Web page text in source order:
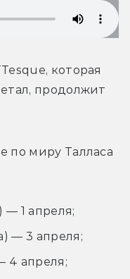
которая
продолжит
по миру Талласа
— 1 апреля;
— 3 апреля;
4 апреля;